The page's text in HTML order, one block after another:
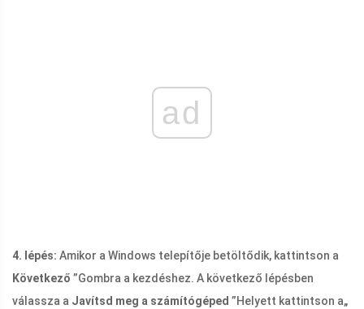
ad
4. lépés: Amikor a Windows telepítője betöltődik, kattintson a
Következő ”Gombra a kezdéshez. A következő lépésben
válassza a Javítsd meg a számítógéped ”Helyett kattintson a„